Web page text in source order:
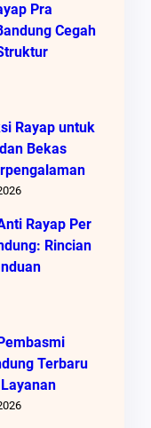
Pra
Cegah
Rayap untuk
Bekas
Rayap Per
Rincian
Terbaru